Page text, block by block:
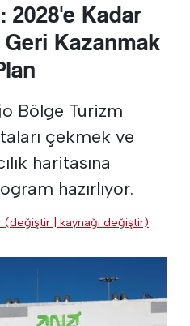
2028'e Kadar
Kazanmak
Bölge Turizm
çekmek ve
haritasına
hazırlıyor.
(değiştir | kaynağı değiştir)